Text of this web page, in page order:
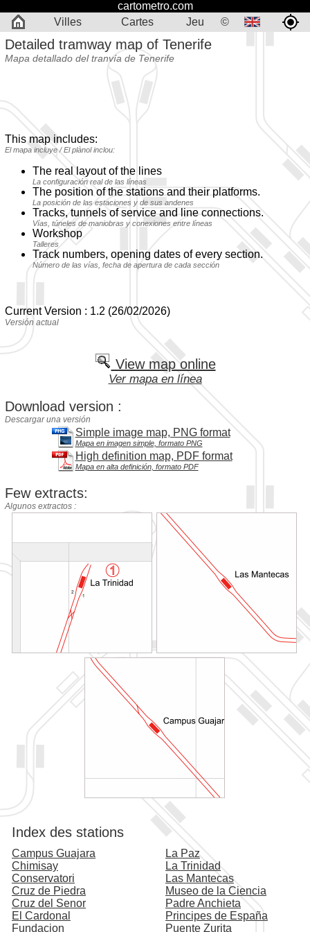
cartometro.com
Villes
Cartes Jeu ©
Detailed tramway map of Tenerife
Mapa detallado del tranvía de Tenerife
This map includes:
El mapa incluye / El plànol inclou:
The real layout of the lines
La configuración real de las líneas
The position of the stations and their platforms.
La posición de las estaciones y de sus andenes
Tracks, tunnels of service and line connections.
Vías, túneles de maniobras y conexiones entre líneas
Workshop
Talleres
Track numbers, opening dates of every section.
Número de las vías, fecha de apertura de cada sección
Current Version : 1.2 (26/02/2026)
Versión actual
View map online
Ver mapa en línea
Download version :
Descargar una versión
Simple image map, PNG format
Mapa en imagen simple, formato PNG
High definition map, PDF format
Mapa en alta definición, formato PDF
Few extracts:
Algunos extractos :
Index des stations
Campus Guajara
Chimisay
Conservatori
Cruz de Piedra
Cruz del Senor
El Cardonal
Fundacion
La Paz
La Trinidad
Las Mantecas
Museo de la Ciencia
Padre Anchieta
Principes de España
Puente Zurita